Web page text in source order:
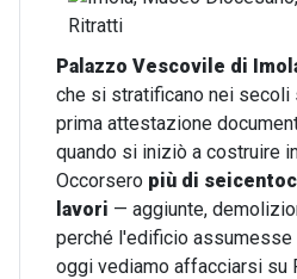
Palazzo Vescovile di
che si stratificano nei secoli
prima attestazione
quando si iniziò a costruire
Occorsero più di
lavori — aggiunte,
perché l'edificio assumesse
oggi vediamo affacciarsi su